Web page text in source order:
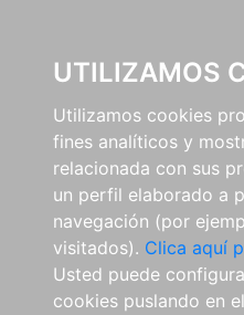
UTILIZAMOS
Utilizamos cookies
fines analíticos y
relacionada con sus
un perfil elaborado a
navegación (por
visitados). Clica aquí
Usted puede
cookies puslando en